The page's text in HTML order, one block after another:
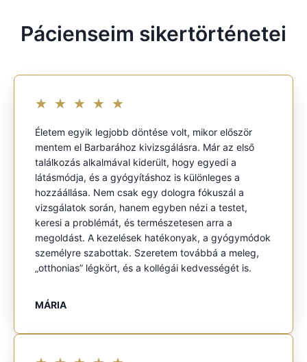
Pácienseim sikertörténetei​
★ ★ ★ ★ ★
Életem egyik legjobb döntése volt, mikor először
mentem el Barbarához kivizsgálásra. Már az első
találkozás alkalmával kiderült, hogy egyedi a
látásmódja, és a gyógyításhoz is különleges a
hozzáállása. Nem csak egy dologra fókuszál a
vizsgálatok során, hanem egyben nézi a testet,
keresi a problémát, és természetesen arra a
megoldást. A kezelések hatékonyak, a gyógymódok
személyre szabottak. Szeretem továbbá a meleg,
„otthonias” légkört, és a kollégái kedvességét is.
MÁRIA